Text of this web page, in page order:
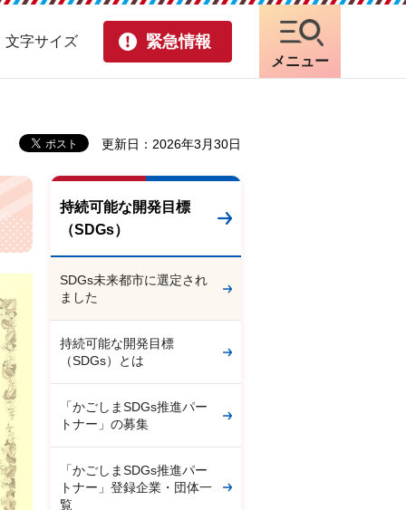
文字サイズ 緊急情報
メニュー
更新日：2026年3月30日
持続可能な開発目標
（SDGs）
SDGs未来都市に選定され
ました
持続可能な開発目標
（SDGs）とは
「かごしまSDGs推進パー
トナー」の募集
「かごしまSDGs推進パー
トナー」登録企業・団体一
覧